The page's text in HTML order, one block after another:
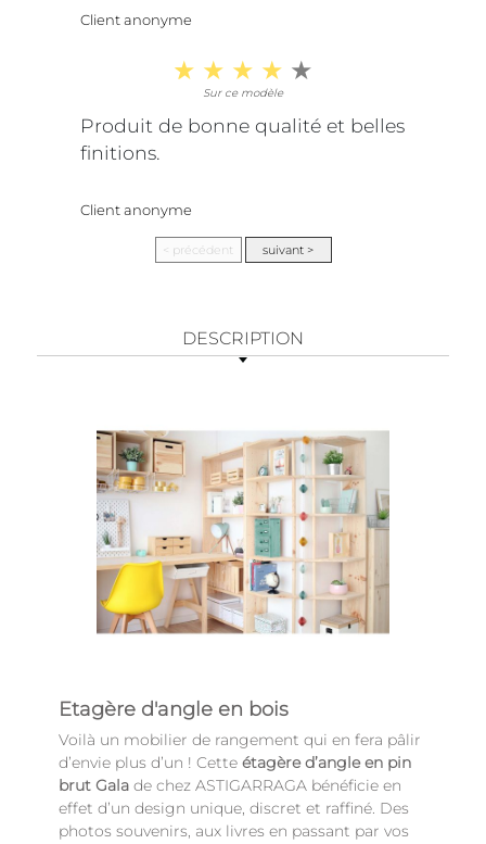
Client anonyme
Sur ce modèle
Produit de bonne qualité et belles
finitions.
Client anonyme
DESCRIPTION
Etagère d'angle en bois
Voilà un mobilier de rangement qui en fera pâlir
d’envie plus d’un ! Cette étagère d’angle en pin
brut Gala de chez ASTIGARRAGA bénéficie en
effet d’un design unique, discret et raffiné. Des
photos souvenirs, aux livres en passant par vos